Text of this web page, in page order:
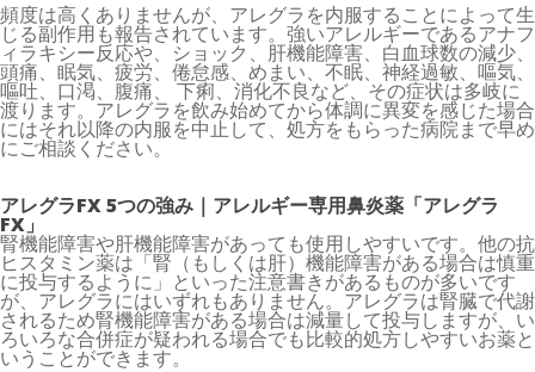
頻度は高くありませんが、アレグラを内服することによって生
じる副作用も報告されています。強いアレルギーであるアナフ
ィラキシー反応や、ショック、肝機能障害、白血球数の減少、
頭痛、眠気、疲労、倦怠感、めまい、不眠、神経過敏、嘔気、
嘔吐、口渇、腹痛、 下痢、消化不良など、その症状は多岐に
渡ります。アレグラを飲み始めてから体調に異変を感じた場合
にはそれ以降の内服を中止して、処方をもらった病院まで早め
にご相談ください。
アレグラFX 5つの強み｜アレルギー専用鼻炎薬「アレグラ
FX」
腎機能障害や肝機能障害があっても使用しやすいです。他の抗
ヒスタミン薬は「腎（もしくは肝）機能障害がある場合は慎重
に投与するように」といった注意書きがあるものが多いです
が、アレグラにはいずれもありません。アレグラは腎臓で代謝
されるため腎機能障害がある場合は減量して投与しますが、い
ろいろな合併症が疑われる場合でも比較的処方しやすいお薬と
いうことができます。